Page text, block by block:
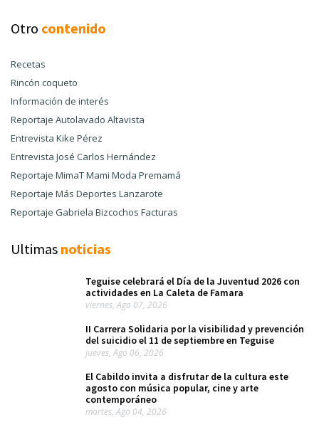
Otro contenido
Recetas
Rincón coqueto
Información de interés
Reportaje Autolavado Altavista
Entrevista Kike Pérez
Entrevista José Carlos Hernández
Reportaje MimaT Mami Moda Premamá
Reportaje Más Deportes Lanzarote
Reportaje Gabriela Bizcochos Facturas
Ultimas noticias
Teguise celebrará el Día de la Juventud 2026 con
actividades en La Caleta de Famara
viernes, Ago 07, 2026
II Carrera Solidaria por la visibilidad y prevención
del suicidio el 11 de septiembre en Teguise
jueves, Ago 06, 2026
El Cabildo invita a disfrutar de la cultura este
agosto con música popular, cine y arte
contemporáneo
martes, Ago 04, 2026